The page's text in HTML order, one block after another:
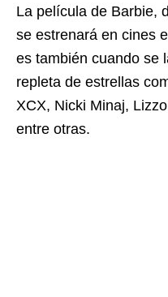
La película de Barbie,
se estrenará en cines
es también cuando se
repleta de estrellas
XCX, Nicki Minaj,
entre otras.